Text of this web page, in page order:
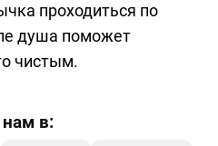
проходиться по
душа поможет
чистым.